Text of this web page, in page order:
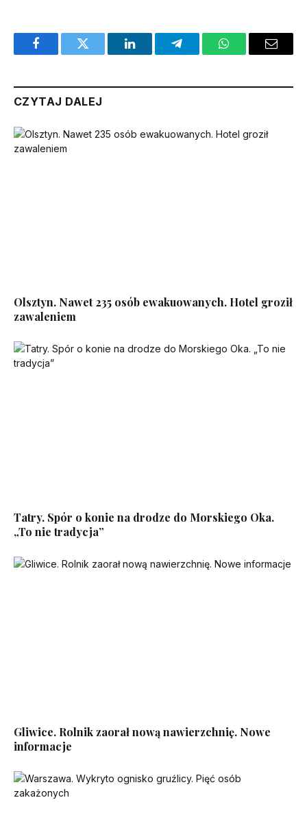
FacebookTwitter LinkedInTelegramWhatsAppEmail
CZYTAJ DALEJ
Olsztyn. Nawet 235 osób ewakuowanych. Hotel groził
zawaleniem
Tatry. Spór o konie na drodze do Morskiego Oka.
„To nie tradycja”
Gliwice. Rolnik zaorał nową nawierzchnię. Nowe
informacje